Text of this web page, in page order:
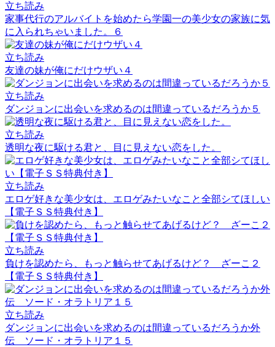
立ち読み
家事代行のアルバイトを始めたら学園一の美少女の家族に気
に入られちゃいました。６
立ち読み
友達の妹が俺にだけウザい４
立ち読み
ダンジョンに出会いを求めるのは間違っているだろうか５
立ち読み
透明な夜に駆ける君と、目に見えない恋をした。
立ち読み
エロゲ好きな美少女は、エロゲみたいなこと全部シてほしい
【電子ＳＳ特典付き】
立ち読み
負けを認めたら、もっと触らせてあげるけど？ ざーこ２
【電子ＳＳ特典付き】
立ち読み
ダンジョンに出会いを求めるのは間違っているだろうか外
伝 ソード・オラトリア１５